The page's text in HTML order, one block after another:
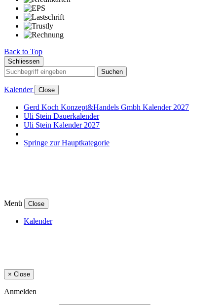
Back to Top
Schliessen
Suchen
Kalender Close
Gerd Koch Konzept&Handels Gmbh Kalender 2027
Uli Stein Dauerkalender
Uli Stein Kalender 2027
Springe zur Hauptkategorie
Menü Close
Kalender
× Close
Anmelden